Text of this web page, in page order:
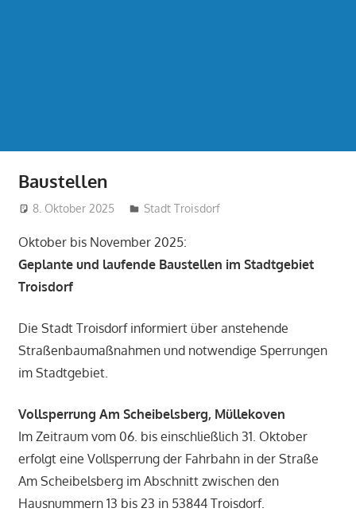
Baustellen
8. Oktober 2025 treffpunkt
Stadt Troisdorf
Oktober bis November 2025:
Geplante und laufende Baustellen im Stadtgebiet
Troisdorf
Die Stadt Troisdorf informiert über anstehende
Straßenbaumaßnahmen und notwendige Sperrungen
im Stadtgebiet.
Vollsperrung Am Scheibelsberg, Müllekoven
Im Zeitraum vom 06. bis einschließlich 31. Oktober
erfolgt eine Vollsperrung der Fahrbahn in der Straße
Am Scheibelsberg im Abschnitt zwischen den
Hausnummern 13 bis 23 in 53844 Troisdorf.